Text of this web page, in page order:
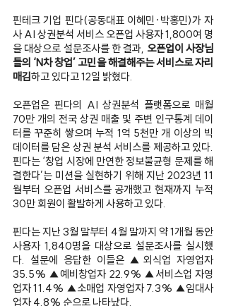
핀테크 기업 핀다(공동대표 이혜민·박홍민)가 자
사 AI 상권분석 서비스 오픈업 사용자 1,800여 명
을 대상으로 설문조사를 한 결과, 오픈업이 사장님
들의 ‘N차 창업’ 고민을 해결해주는 서비스로 자리
매김하고 있다고 12일 밝혔다.
오픈업은 핀다의 AI 상권분석 플랫폼으로 매월
70만 개의 전국 상권 매출 및 주변 인구통계 데이
터를 꾸준히 쌓으며 누적 1억 5천만 개 이상의 빅
데이터를 담은 상권 분석 서비스를 제공하고 있다.
핀다는 ‘창업 시장에 만연한 정보불균형 문제를 해
결한다’는 미션을 실현하기 위해 지난 2023년 11
월부터 오픈업 서비스를 공개했고 현재까지 누적
30만 회원이 활발하게 사용하고 있다.
핀다는 지난 3월 말부터 4월 말까지 약 1개월 동안
사용자 1,840명을 대상으로 설문조사를 실시했
다. 설문에 응답한 이들은 ▲외식업 자영업자
35.5% ▲예비창업자 22.9% ▲서비스업 자영
업자 11.4% ▲소매업 자영업자 7.3% ▲임대사
업자 4.8% 순으로 나타났다.